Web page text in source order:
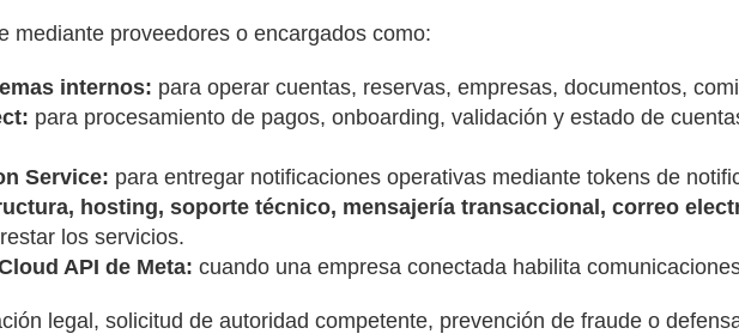
mediante proveedores o encargados como:
internos: para operar cuentas, reservas, empresas, documentos,
para procesamiento de pagos, onboarding, validación y estado de
Service: para entregar notificaciones operativas mediante tokens de
hosting, soporte técnico, mensajería transaccional, correo
los servicios.
API de Meta: cuando una empresa conectada habilita
legal, solicitud de autoridad competente, prevención de fraude o